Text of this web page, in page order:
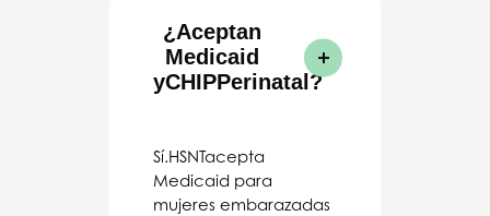
¿Aceptan
Medicaid
yCHIPPerinatal?
Sí.HSNTacepta
Medicaid para
mujeres embarazadas